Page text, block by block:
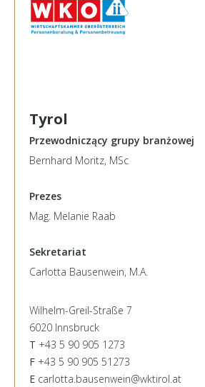
Tyrol
Przewodniczący grupy branżowej
Bernhard Moritz, MSc
Prezes
Mag. Melanie Raab
Sekretariat
Carlotta Bausenwein, M.A.
Wilhelm-Greil-Straße 7
6020 Innsbruck
T +43 5 90 905 1273
F +43 5 90 905 51273
E carlotta.bausenwein@wktirol.at